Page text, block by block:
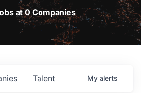
at 0 Companies
Talent My alerts